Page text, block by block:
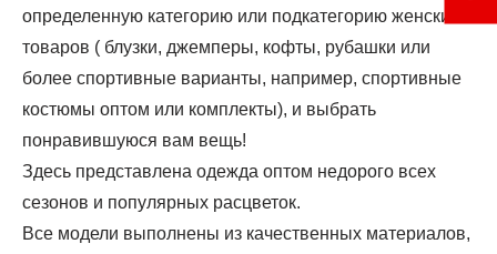
Женская одежда Roxy
Женская одежда Peak
Женская одежда S.Oliver
Женская одежда RANK
Женская одежда DC Shoes
Женская одежда Billabong
Женская одежда NNormal
определенную категорию или подкатегорию женских
товаров ( блузки, джемперы, кофты, рубашки или
более спортивные варианты, например, спортивные
костюмы оптом или комплекты), и выбрать
понравившуюся вам вещь!
Здесь представлена одежда оптом недорого всех
сезонов и популярных расцветок.
Все модели выполнены из качественных материалов,